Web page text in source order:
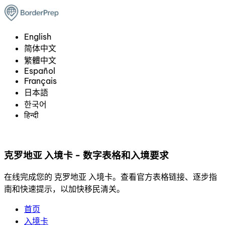
English
简体中文
繁體中文
Español
Français
日本語
한국어
हिन्दी
克罗地亚 入境卡 - 数字表格和入境要求
在线完成您的 克罗地亚 入境卡。查看官方表格链接、逐步指
南和快速提示，以加快移民清关。
首页
入境卡